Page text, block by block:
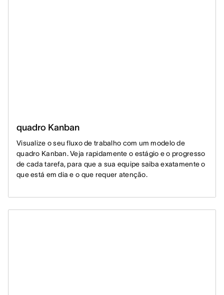
quadro Kanban
Visualize o seu fluxo de trabalho com um modelo de
quadro Kanban. Veja rapidamente o estágio e o progresso
de cada tarefa, para que a sua equipe saiba exatamente o
que está em dia e o que requer atenção.